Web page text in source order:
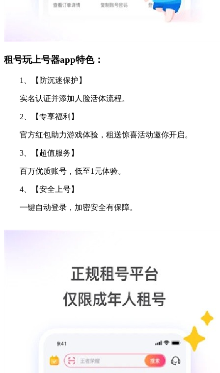
租号玩上号器app特色：
1、【防沉迷保护】
实名认证并添加人脸活体流程。
2、【专享福利】
官方红包助力游戏体验，租送惊喜活动邀你开启。
3、【超值服务】
百万优质账号，低至1元体验。
4、【安全上号】
一键自动登录，加密安全有保障。